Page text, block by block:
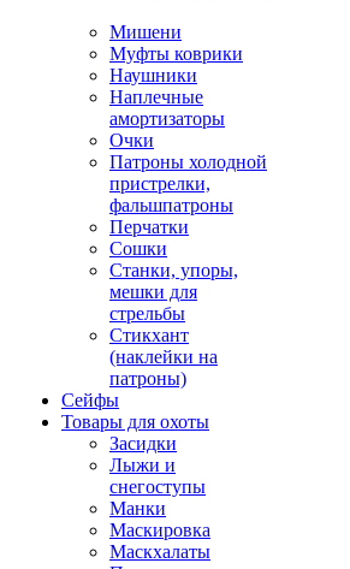
Мишени
Муфты коврики
Наушники
Наплечные
амортизаторы
Очки
Патроны холодной
пристрелки,
фальшпатроны
Перчатки
Сошки
Станки, упоры,
мешки для
стрельбы
Стикхант
(наклейки на
патроны)
Сейфы
Товары для охоты
Засидки
Лыжи и
снегоступы
Манки
Маскировка
Маскхалаты